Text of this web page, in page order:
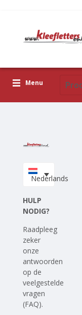
Menu
Upload je
Nederlands
HULP
NODIG?
Raadpleeg
zeker
onze
antwoorden
op de
veelgestelde
vragen
(FAQ).